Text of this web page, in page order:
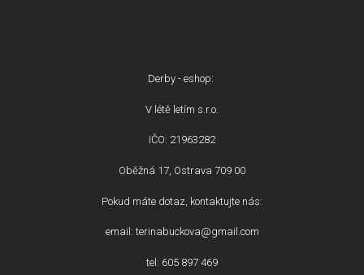
Derby - eshop:
V létě letím s.r.o.
IČO: 21963282
Oběžná 17, Ostrava 709 00
Pokud máte dotaz, kontaktujte nás:
email: terinabuckova@gmail.com
tel: 605 897 469